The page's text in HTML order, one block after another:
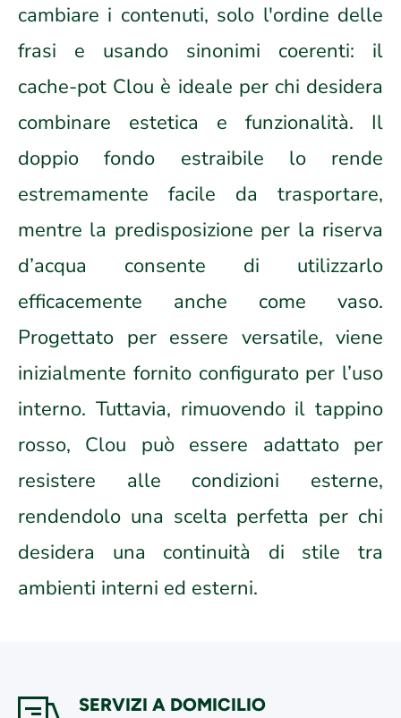
cambiare i contenuti, solo l'ordine delle
frasi e usando sinonimi coerenti: il
cache-pot Clou è ideale per chi desidera
combinare estetica e funzionalità. Il
doppio fondo estraibile lo rende
estremamente facile da trasportare,
mentre la predisposizione per la riserva
d’acqua consente di utilizzarlo
efficacemente anche come vaso.
Progettato per essere versatile, viene
inizialmente fornito configurato per l’uso
interno. Tuttavia, rimuovendo il tappino
rosso, Clou può essere adattato per
resistere alle condizioni esterne,
rendendolo una scelta perfetta per chi
desidera una continuità di stile tra
ambienti interni ed esterni.
SERVIZI A DOMICILIO